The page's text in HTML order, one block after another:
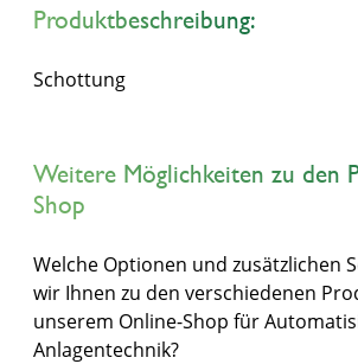
Produktbeschreibung:
Schottung
Weitere Möglichkeiten zu den
Shop
Welche Optionen und zusätzlichen
wir Ihnen zu den verschiedenen
unserem Online-Shop für
Anlagentechnik?